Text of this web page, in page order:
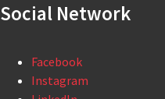
Social Network
Facebook
Instagram